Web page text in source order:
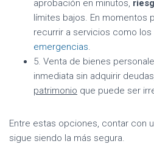
aprobación en minutos,
límites bajos. En momentos
recurrir a servicios como los
emergencias.
5. Venta de bienes
inmediata sin adquirir
patrimonio que puede ser
Entre estas opciones, contar con
sigue siendo la más segura.